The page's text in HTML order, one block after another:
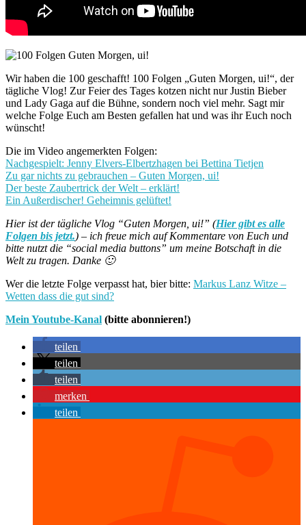
Wir haben die 100 geschafft! 100 Folgen „Guten Morgen, ui!“, der
tägliche Vlog! Zur Feier des Tages kotzen nicht nur Justin Bieber
und Lady Gaga auf die Bühne, sondern noch viel mehr. Sagt mir
welche Folge Euch am Besten gefallen hat und was ihr Euch noch
wünscht!
Die im Video angemerkten Folgen:
Nachgespielt: Jenny Elvers-Elbertzhagen bei Bettina Tietjen
Zu gar nichts zu gebrauchen – Guten Morgen, ui!
Der beste Zaubertrick der Welt – erklärt!
Ein Außerdischer! Geheimnis gelüftet!
Hier ist der tägliche Vlog “Guten Morgen, ui!” (Hier gibt es alle
Folgen bis jetzt.) – ich freue mich auf Kommentare von Euch und
bitte nutzt die “social media buttons” um meine Botschaft in die
Welt zu tragen. Danke 🙂
Wer die letzte Folge verpasst hat, bier bitte: Markus Lanz Witze –
Wetten dass die gut sind?
Mein Youtube-Kanal (bitte abonnieren!)
teilen
teilen
teilen
merken
teilen